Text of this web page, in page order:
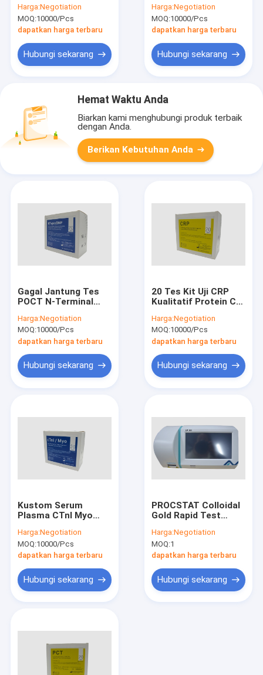
Produk
Tentang kita
Rapid Test Kit
Harga:Negotiation
MOQ:10000/Pcs
dapatkan harga terbaru
Hubungi sekarang
Troponin I Rapid Test
Kit
Harga:Negotiation
MOQ:10000/Pcs
dapatkan harga terbaru
Hubungi sekarang
Hemat Waktu Anda
Biarkan kami menghubungi produk terbaik
dengan Anda.
Berikan Kebutuhan Anda
Gagal Jantung Tes
POCT N-Terminal
Peptide Precursor Kit
Tes NT-ProBNP
Harga:Negotiation
MOQ:10000/Pcs
dapatkan harga terbaru
Hubungi sekarang
20 Tes Kit Uji CRP
Kualitatif Protein C-
Penyakit Menular
Bakteri
Harga:Negotiation
MOQ:10000/Pcs
dapatkan harga terbaru
Hubungi sekarang
Kustom Serum
Plasma CTnI Myo
Tes Hingga 50 Tes
Harga:Negotiation
MOQ:10000/Pcs
dapatkan harga terbaru
Hubungi sekarang
PROCSTAT Colloidal
Gold Rapid Test
Pembuat
Immunoassay Aliran
Lateral
Harga:Negotiation
MOQ:1
dapatkan harga terbaru
Hubungi sekarang